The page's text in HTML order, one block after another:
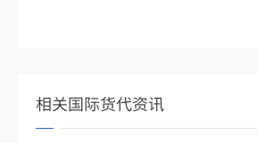
相关国际货代资讯